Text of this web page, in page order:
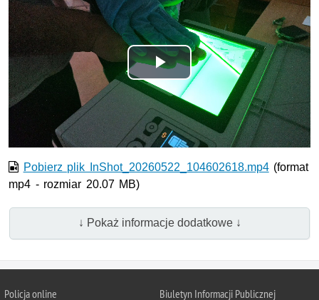
Odtwórz
wideo
Pobierz plik InShot_20260522_104602618.mp4(format
mp4 - rozmiar 20.07 MB)
↓ Pokaż informacje dodatkowe ↓
Policja online
Biuletyn Informacji Publicznej